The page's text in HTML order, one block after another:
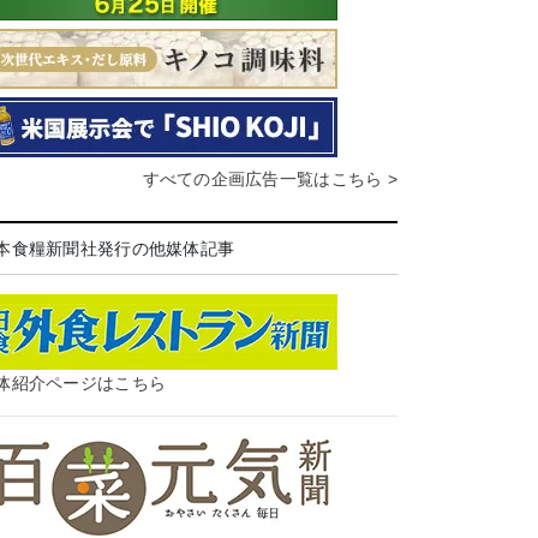
すべての企画広告一覧はこちら >
食糧新聞社発行の他媒体記事
紹介ページはこちら